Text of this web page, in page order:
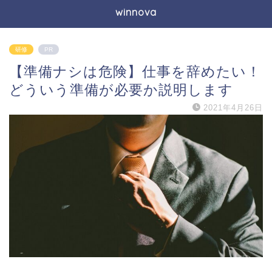
winnova
研修 PR
【準備ナシは危険】仕事を辞めたい！
どういう準備が必要か説明します
2021年4月26日